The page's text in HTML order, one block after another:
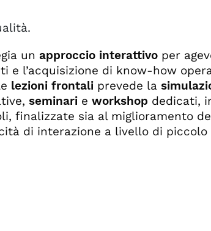
un approccio interattivoper
e l’acquisizione di know-how
lezioni frontaliprevede la
seminarie workshop dedicati,
finalizzate sia al miglioramento
di interazione a livello di piccolo